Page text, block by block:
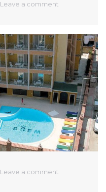
Leave a comment
Leave a comment